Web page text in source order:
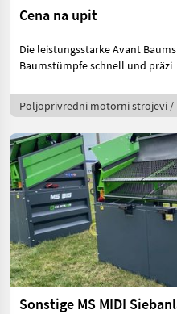
Cena na upit
Die leistungsstarke Avant
Baumstümpfe schnell und präzi
Poljoprivredni motorni strojevi /
Sonstige MS MIDI